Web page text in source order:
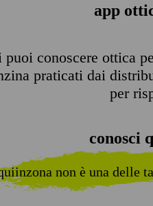
app
conoscere ottica
praticati dai
per
conosci
non è una delle